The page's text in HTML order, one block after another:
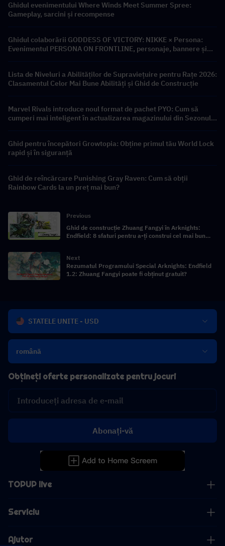
Ghidul evenimentului Where Winds Meet Summer Spree:
Gameplay, sarcini și recompense
Ghidul colaborării GODDESS OF VICTORY: NIKKE × Persona:
Evenimentul PERSONA ON FRONTLINE, personaje, bannere și
Lista de Niveluri a Abilităților de Supraviețuire pentru Rațe 2026:
Clasamentul Celor Mai Bune Abilități și Ghid de Construcție
Marvel Rivals introduce noul format de pachet PYO: Cum să
cumperi mai inteligent în actualizarea magazinului din Sezonul
Ghid pentru începători Growtopia: Obține primul tău World Lock
rapid și în siguranță
Ghid de reîncărcare Punishing Gray Raven: Cum să obții
Rainbow Cards la un preț mai bun?
Previous
Ghid de construcție Zhuang Fangyi în Arknights:
Endfield: 8 sfaturi pentru a-ți construi cel mai bun
Next
Rezumatul Programului Special Arknights: Endfield
1.2: Zhuang Fangyi poate fi obținut gratuit?
STATELE UNITE - USD
română
TOPUP live
Serviciu
Ajutor
Obțineți oferte personalizate pentru jocuri
Abonați-vă